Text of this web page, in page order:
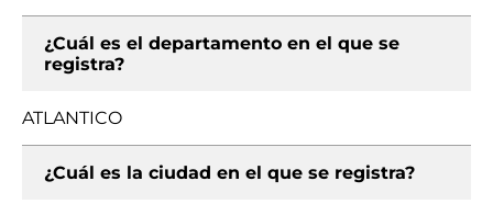
¿Cuál es el departamento en el que se
registra?
ATLANTICO
¿Cuál es la ciudad en el que se registra?